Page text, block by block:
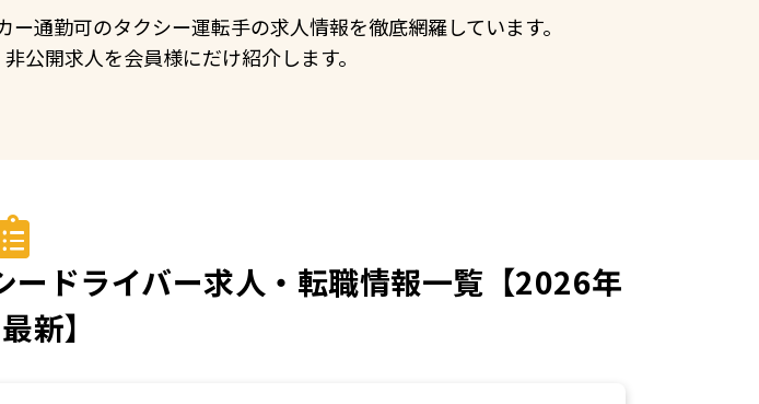
通勤可のタクシー運転手の求人情報を徹底網羅しています。
公開求人を会員様にだけ紹介します。
ドライバー求人・転職情報一覧【2026年
新】